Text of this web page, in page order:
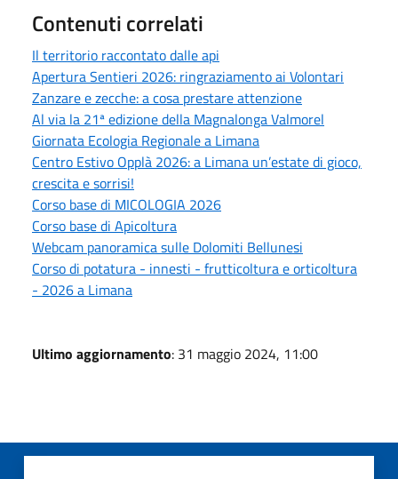
Contenuti correlati
Il territorio raccontato dalle api
Apertura Sentieri 2026: ringraziamento ai Volontari
Zanzare e zecche: a cosa prestare attenzione
Al via la 21ª edizione della Magnalonga Valmorel
Giornata Ecologia Regionale a Limana
Centro Estivo Opplà 2026: a Limana un’estate di gioco,
crescita e sorrisi!
Corso base di MICOLOGIA 2026
Corso base di Apicoltura
Webcam panoramica sulle Dolomiti Bellunesi
Corso di potatura - innesti - frutticoltura e orticoltura
- 2026 a Limana
Ultimo aggiornamento: 31 maggio 2024, 11:00